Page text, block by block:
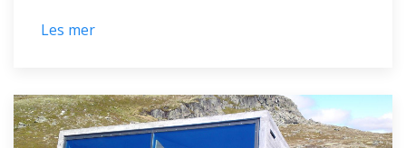
Les mer